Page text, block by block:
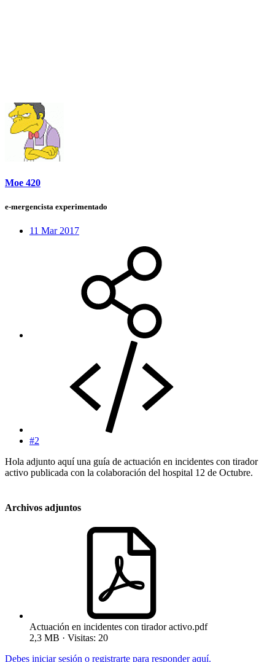
Moe 420
e-mergencista experimentado
11 Mar 2017
#2
Hola adjunto aquí una guía de actuación en incidentes con tirador
activo publicada con la colaboración del hospital 12 de Octubre.
Archivos adjuntos
Actuación en incidentes con tirador activo.pdf
2,3 MB · Visitas: 20
Debes iniciar sesión o registrarte para responder aquí.